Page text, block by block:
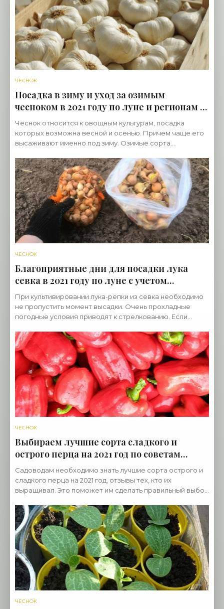
ЧЕСНОК
Посадка в зиму и уход за озимым
чесноком в 2021 году по луне и регионам -
«Овощи»
Чеснок относится к овощным культурам, посадка
которых возможна весной и осенью. Причем чаще его
высаживают именно под зиму. Озимые сорта
получаются
ЧЕСНОК
Благоприятные дни для посадки лука
севка в 2021 году по луне с учетом
регионов - «Овощи»
При культивировании лука-репки из севка необходимо
не пропустить момент высадки. Очень прохладные
погодные условия приводят к стрелкованию. Если
ЧЕСНОК
Выбираем лучшие сорта сладкого и
острого перца на 2021 год по советам
специалистов - «Овощи»
Садоводам необходимо знать лучшие сорта острого и
сладкого перца на 2021 год, отзывы тех, кто их
выращивал. Это поможет им сделать правильный выбор
ЧЕСНОК